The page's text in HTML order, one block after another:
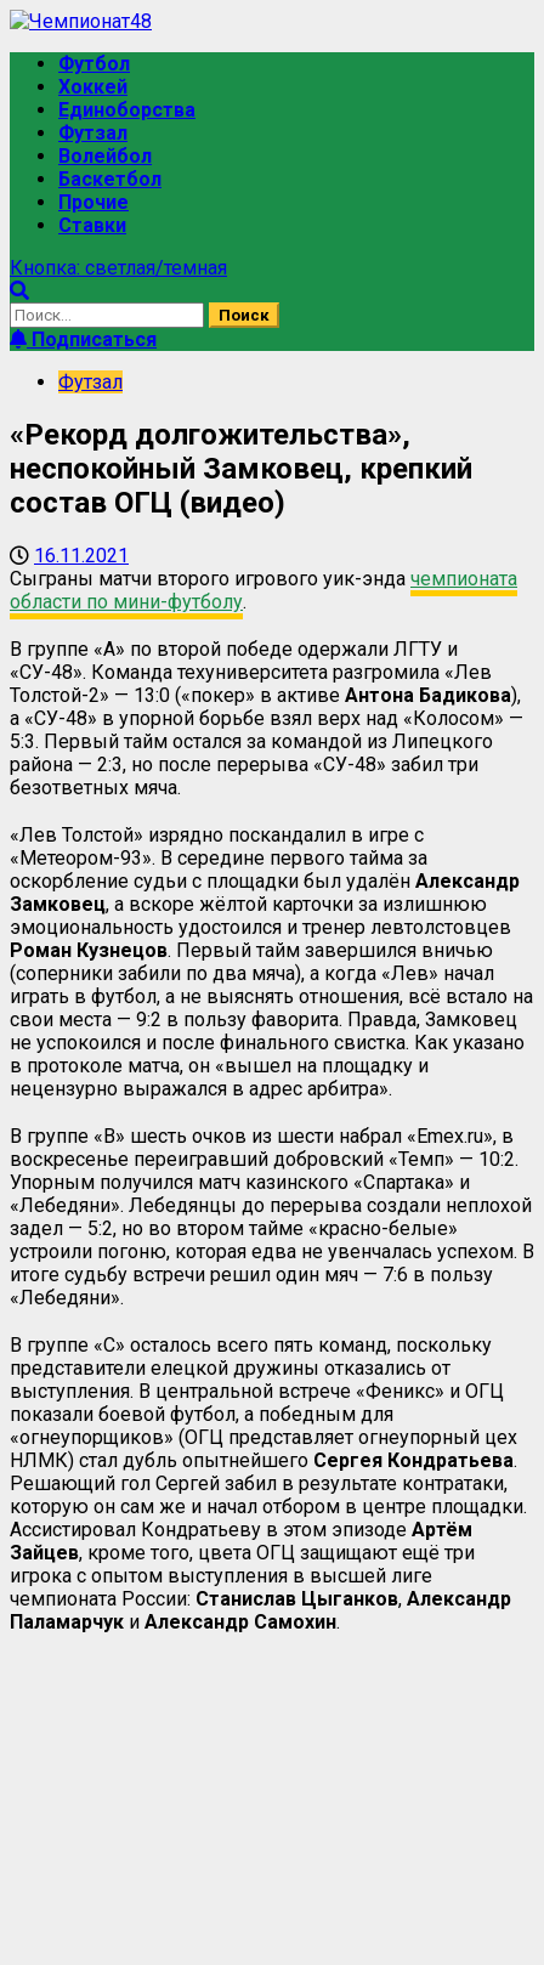
Футбол
Хоккей
Единоборства
Футзал
Волейбол
Баскетбол
Прочие
Ставки
Кнопка: светлая/темная
Подписаться
Футзал
«Рекорд долгожительства»,
неспокойный Замковец, крепкий
состав ОГЦ (видео)
16.11.2021
Сыграны матчи второго игрового уик-энда чемпионата
области по мини-футболу.
В группе «A» по второй победе одержали ЛГТУ и
«СУ-48». Команда техуниверситета разгромила «Лев
Толстой-2» — 13:0 («покер» в активе Антона Бадикова),
а «СУ-48» в упорной борьбе взял верх над «Колосом» —
5:3. Первый тайм остался за командой из Липецкого
района — 2:3, но после перерыва «СУ-48» забил три
безответных мяча.
«Лев Толстой» изрядно поскандалил в игре с
«Метеором-93». В середине первого тайма за
оскорбление судьи с площадки был удалён Александр
Замковец, а вскоре жёлтой карточки за излишнюю
эмоциональность удостоился и тренер левтолстовцев
Роман Кузнецов. Первый тайм завершился вничью
(соперники забили по два мяча), а когда «Лев» начал
играть в футбол, а не выяснять отношения, всё встало на
свои места — 9:2 в пользу фаворита. Правда, Замковец
не успокоился и после финального свистка. Как указано
в протоколе матча, он «вышел на площадку и
нецензурно выражался в адрес арбитра».
В группе «B» шесть очков из шести набрал «Emex.ru», в
воскресенье переигравший добровский «Темп» — 10:2.
Упорным получился матч казинского «Спартака» и
«Лебедяни». Лебедянцы до перерыва создали неплохой
задел — 5:2, но во втором тайме «красно-белые»
устроили погоню, которая едва не увенчалась успехом. В
итоге судьбу встречи решил один мяч — 7:6 в пользу
«Лебедяни».
В группе «С» осталось всего пять команд, поскольку
представители елецкой дружины отказались от
выступления. В центральной встрече «Феникс» и ОГЦ
показали боевой футбол, а победным для
«огнеупорщиков» (ОГЦ представляет огнеупорный цех
НЛМК) стал дубль опытнейшего Сергея Кондратьева.
Решающий гол Сергей забил в результате контратаки,
которую он сам же и начал отбором в центре площадки.
Ассистировал Кондратьеву в этом эпизоде Артём
Зайцев, кроме того, цвета ОГЦ защищают ещё три
игрока с опытом выступления в высшей лиге
чемпионата России: Станислав Цыганков, Александр
Паламарчук и Александр Самохин.